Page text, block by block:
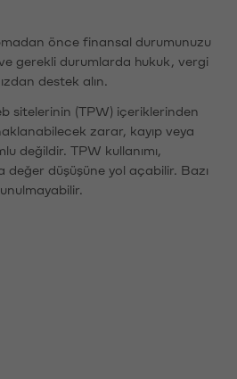
önce finansal durumunuzu
gerekli durumlarda hukuk, vergi
destek alın.
sitelerinin (TPW) içeriklerinden
zarar, kayıp veya
değildir. TPW kullanımı,
değer düşüşüne yol açabilir. Bazı